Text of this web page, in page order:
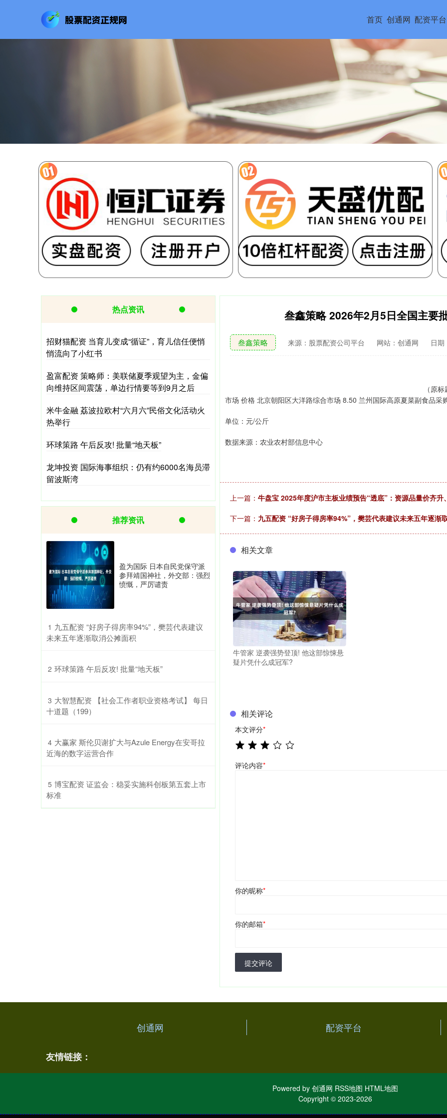
首页 创通网 配资平台
叁鑫策略 2026年2月5日全国主要
叁鑫策略 来源：股票配资公司平台 网站：创通网 日
（原
市场 价格 北京朝阳区大洋路综合市场 8.50 兰州国际高原夏菜副食品采
单位：元/公斤
数据来源：农业农村部信息中心
上一篇： 牛盘宝 2025年度沪市主板业绩预告“透底”：资源品量价齐升
下一篇： 九五配资 “好房子得房率94%”，樊芸代表建议未来五年逐渐
相关文章
牛管家 逆袭强势登顶! 他这部惊悚悬
疑片凭什么成冠军?
相关评论
本文评分*
评论内容*
你的昵称*
你的邮箱*
提交评论
热点资讯
招财猫配资 当育儿变成“循证”，育儿信任便悄
悄流向了小红书
盈富配资 策略师：美联储夏季观望为主，金偏
向维持区间震荡，单边行情要等到9月之后
米牛金融 荔波拉欧村“六月六”民俗文化活动火
热举行
环球策路 午后反攻! 批量“地天板”
龙坤投资 国际海事组织：仍有约6000名海员滞
留波斯湾
推荐资讯
盈为国际 日本自民党保守派
参拜靖国神社，外交部：强烈
愤慨，严厉谴责
1 ​九五配资 “好房子得房率94%”，樊芸代表建议
未来五年逐渐取消公摊面积
2 ​环球策路 午后反攻! 批量“地天板”
3 ​大智慧配资 【社会工作者职业资格考试】 每日
十道题（199）
4 ​大赢家 斯伦贝谢扩大与Azule Energy在安哥拉
近海的数字运营合作
5 ​博宝配资 证监会：稳妥实施科创板第五套上市
标准
创通网 配资平台
友情链接：
Powered by 创通网 RSS地图 HTML地图
Copyright © 2023-2026